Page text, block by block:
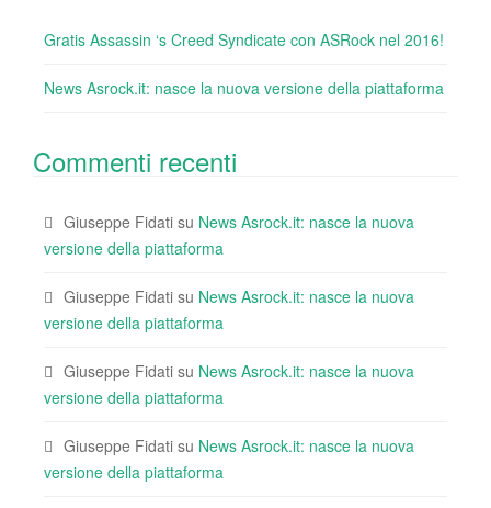
Gratis Assassin ‘s Creed Syndicate con ASRock nel 2016!
News Asrock.it: nasce la nuova versione della piattaforma
Commenti recenti
Giuseppe Fidati su News Asrock.it: nasce la nuova
versione della piattaforma
Giuseppe Fidati su News Asrock.it: nasce la nuova
versione della piattaforma
Giuseppe Fidati su News Asrock.it: nasce la nuova
versione della piattaforma
Giuseppe Fidati su News Asrock.it: nasce la nuova
versione della piattaforma